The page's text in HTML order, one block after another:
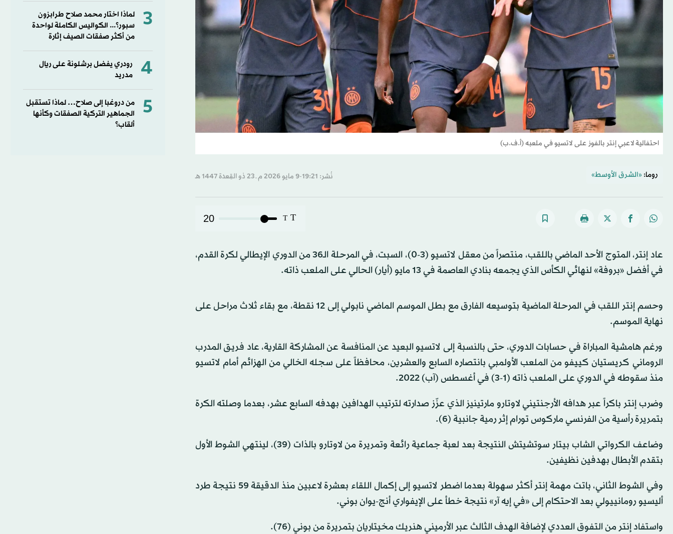
احتفالية لاعبي إنتر بالفوز على لاتسيو في ملعبه (أ.ف.ب)
روما: «الشرق الأوسط» نُشر: 19:21-9 مايو 2026 م ـ 23 ذو القِعدة 1447 هـ
T
T
20
عاد إنتر، المتوج الأحد الماضي باللقب، منتصراً من معقل لاتسيو (3-0)، السبت، في المرحلة الـ36 من الدوري الإيطالي لكرة القدم،
في أفضل «بروفة» لنهائي الكأس الذي يجمعه بنادي العاصمة في 13 مايو (أيار) الحالي على الملعب ذاته.
وحسم إنتر اللقب في المرحلة الماضية بتوسيعه الفارق مع بطل الموسم الماضي نابولي إلى 12 نقطة، مع بقاء ثلاث مراحل على
نهاية الموسم.
ورغم هامشية المباراة في حسابات الدوري، حتى بالنسبة إلى لاتسيو البعيد عن المنافسة عن المشاركة القارية، عاد فريق المدرب
الروماني كريستيان كييفو من الملعب الأولمبي بانتصاره السابع والعشرين، محافظاً على سجله الخالي من الهزائم أمام لاتسيو
منذ سقوطه في الدوري على الملعب ذاته (1-3) في أغسطس (آب) 2022.
وضرب إنتر باكراً عبر هدافه الأرجنتيني لاوتارو مارتينيز الذي عزّز صدارته لترتيب الهدافين بهدفه السابع عشر، بعدما وصلته الكرة
بتمريرة رأسية من الفرنسي ماركوس تورام إثر رمية جانبية (6).
وضاعف الكرواتي الشاب بيتار سوتشيتش النتيجة بعد لعبة جماعية رائعة وتمريرة من لاوتارو بالذات (39)، لينتهي الشوط الأول
بتقدم الأبطال بهدفين نظيفين.
وفي الشوط الثاني، باتت مهمة إنتر أكثر سهولة بعدما اضطر لاتسيو إلى إكمال اللقاء بعشرة لاعبين منذ الدقيقة 59 نتيجة طرد
أليسيو رومانييولي بعد الاحتكام إلى «في إيه آر» نتيجة خطأ على الإيفواري أنج-يوان بوني.
واستفاد إنتر من التفوق العددي لإضافة الهدف الثالث عبر الأرميني هنريك مخيتاريان بتمريرة من بوني (76).
3
لماذا اختار محمد صلاح طرابزون
سبور؟... الكواليس الكاملة لواحدة
من أكثر صفقات الصيف إثارة
4
رودري يفضل برشلونة على ريال
مدريد
5
من دروغبا إلى صلاح… لماذا تستقبل
الجماهير التركية الصفقات وكأنها
ألقاب؟